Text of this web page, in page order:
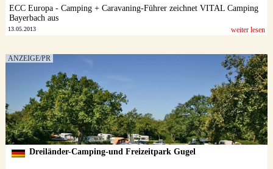
ECC Europa - Camping + Caravaning-Führer zeichnet VITAL Camping
Bayerbach aus
13.05.2013 weiter lesen